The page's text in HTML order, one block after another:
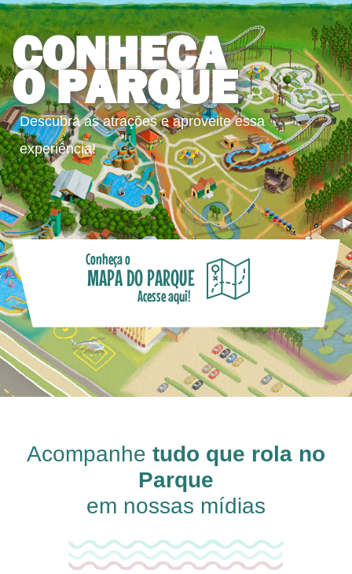
CONHEÇA
O PARQUE
Descubra as atrações e aproveite essa
experiência!
Conheça o
MAPA DO PARQUE
Acesse aqui!
Acompanhe tudo que rola no
Parque
em nossas mídias